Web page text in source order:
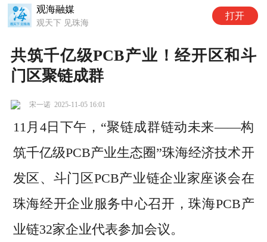
共筑千亿级PCB产业！经开区和斗
门区聚链成群
宋一诺 2025-11-05 16:01
11月4日下午，“聚链成群链动未来——构
筑千亿级PCB产业生态圈”珠海经济技术开
发区、斗门区PCB产业链企业家座谈会在
珠海经开企业服务中心召开，珠海PCB产
业链32家企业代表参加会议。
观海融媒
观天下 见珠海
打开